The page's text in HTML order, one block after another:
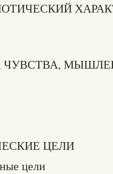
ЧУВСТВА,
ЦЕЛИ
цели